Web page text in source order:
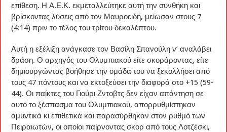
επίθεση. Η Α.Ε.Κ. εκμεταλλεύτηκε αυτή την συνθήκη και
βρίσκοντας λύσεις από τον Μαυροειδή, μείωσαν στους 7
(4:14) πριν το τέλος του τρίτου δεκαλέπτου.
Αυτή η εξέλιξη ανάγκασε τον Βασίλη Σπανούλη ν’ αναλάβει
δράση. Ο αρχηγός του Ολυμπιακού είτε σκοράροντας, είτε
δημιουργώντας βοήθησε την ομάδα του να ξεκολλήσει από
τους 47 πόντους και να εκτοξεύσει την διαφορά στο +15 (59-
44). Οι παίκτες του Γιούρι Ζντοβτς δεν είχαν απάντηση σε
αυτό το ξέσπασμα του Ολυμπιακού, απορρυθμίστηκαν
αμυντικά κι επιθετικά και παρασύρθηκαν στον ρυθμό των
Πειραιωτών, οι οποίοι παίρνοντας σκορ από τους Λοτζέσκι,